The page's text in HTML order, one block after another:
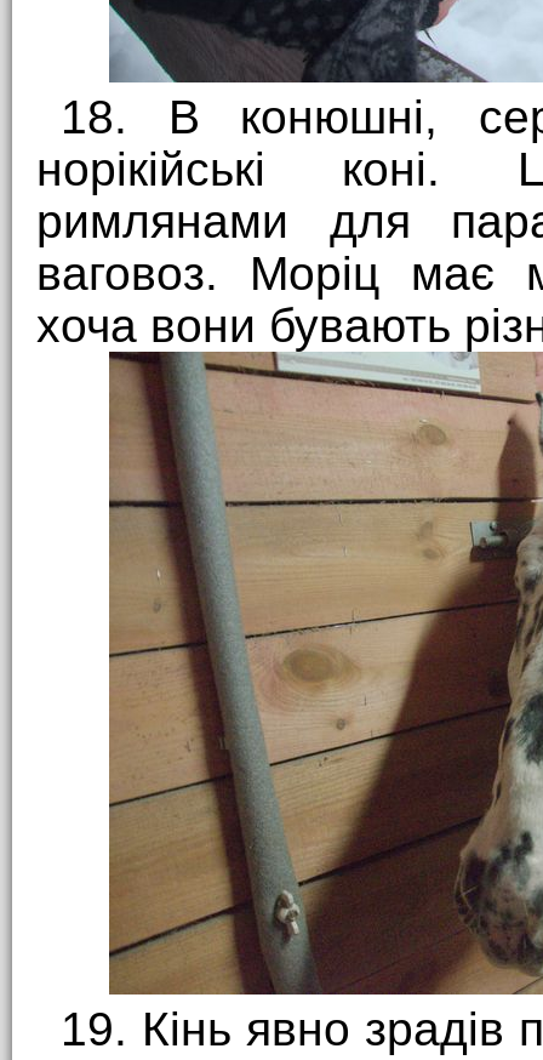
18. В конюшні,
норікійські
римлянами для
ваговоз. Моріц має
хоча вони бувають
19. Кінь явно зрадів